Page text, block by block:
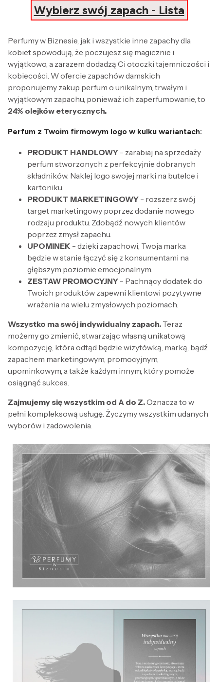
Wybierz swój zapach - Lista
Perfumy w Biznesie, jak i wszystkie inne zapachy dla
kobiet spowodują, że poczujesz się magicznie i
wyjątkowo, a zarazem dodadzą Ci otoczki tajemniczości i
kobiecości. W ofercie zapachów damskich
proponujemy zakup perfum o unikalnym, trwałym i
wyjątkowym zapachu, ponieważ ich zaperfumowanie, to
24% olejków eterycznych.
Perfum z Twoim firmowym logo w kulku wariantach:
PRODUKT HANDLOWY - zarabiaj na sprzedaży
perfum stworzonych z perfekcyjnie dobranych
składników. Naklej logo swojej marki na butelce i
kartoniku.
PRODUKT MARKETINGOWY - rozszerz swój
target marketingowy poprzez dodanie nowego
rodzaju produktu. Zdobądź nowych klientów
poprzez zmysł zapachu.
UPOMINEK - dzięki zapachowi, Twoja marka
będzie w stanie łączyć się z konsumentami na
głębszym poziomie emocjonalnym.
ZESTAW PROMOCYJNY - Pachnący dodatek do
Twoich produktów zapewni klientowi pozytywne
wrażenia na wielu zmysłowych poziomach.
Wszystko ma swój indywidualny zapach. Teraz
możemy go zmienić, stwarzając własną unikatową
kompozycję, która odtąd będzie wizytówką, marką, bądź
zapachem marketingowym, promocyjnym,
upominkowym, a także każdym innym, który pomoże
osiągnąć sukces.
Zajmujemy się wszystkim od A do Z.Oznacza to w
pełni kompleksową usługę. Życzymy wszystkim udanych
wyborów i zadowolenia.